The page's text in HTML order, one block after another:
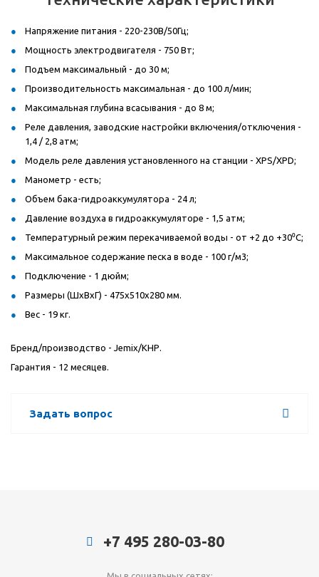
Напряжение питания - 220-230В/50Гц;
Мощность электродвигателя - 750 Вт;
Подъем максимальный - до 30 м;
Производительность максимальная - до 100 л/мин;
Максимальная глубина всасывания - до 8 м;
Реле давления, заводские настройки включения/отключения -
1,4 / 2,8 атм;
Модель реле давления установленного на станции - XPS/XPD;
Манометр - есть;
Объем бака-гидроаккумулятора - 24 л;
Давление воздуха в гидроаккумуляторе - 1,5 атм;
Температурный режим перекачиваемой воды - от +2 до +30⁰С;
Максимальное содержание песка в воде - 100 г/м3;
Подключение - 1 дюйм;
Размеры (ШxВxГ) - 475х510х280 мм.
Вес - 19 кг.
Бренд/производство - Jemix/КНР.
Гарантия - 12 месяцев.
Задать вопрос
+7 495 280-03-80